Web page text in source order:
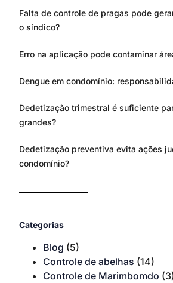
Falta de controle de pragas pode
o síndico?
Erro na aplicação pode contaminar
Dengue em condomínio:
Dedetização trimestral é suficiente
grandes?
Dedetização preventiva evita ações
condomínio?
Categorias
Blog (5)
Controle de abelhas (14)
Controle de Marimbomdo